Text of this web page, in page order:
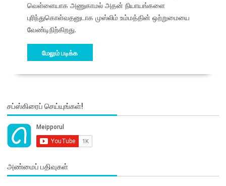
வெள்ளையாக அணுகாமல் அதன் நியாயங்களை
புரிந்துகொள்வதனுடாக முஸ்லிம் உம்மத்தின் ஒற்றுமையை
வேண்டிநிற்கிறது.
மேலும் படிக்க
சப்ஸ்கிரைப் செய்யுங்கள்!
அண்மைப் பதிவுகள்